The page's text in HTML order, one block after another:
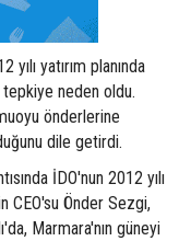
yatırım planında
tepkiye neden oldu.
önderlerine
dile getirdi.
İDO'nun 2012 yılı
CEO'su Önder Sezgi,
Marmara'nın güneyi